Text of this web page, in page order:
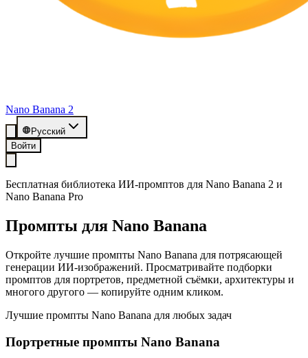
Nano Banana 2
Русский
Войти
Бесплатная библиотека ИИ-промптов для Nano Banana 2 и
Nano Banana Pro
Промпты для Nano Banana
Откройте лучшие промпты Nano Banana для потрясающей
генерации ИИ-изображений. Просматривайте подборки
промптов для портретов, предметной съёмки, архитектуры и
многого другого — копируйте одним кликом.
Лучшие промпты Nano Banana для любых задач
Портретные промпты Nano Banana